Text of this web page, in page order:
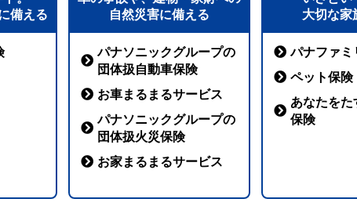
備える
自然災害に備える
パナソニックグループの
団体扱自動車保険
お車まるまるサービス
パナソニックグループの
団体扱火災保険
お家まるまるサービス
大切な家
パナファミ
ペット保険
あなたをた
保険